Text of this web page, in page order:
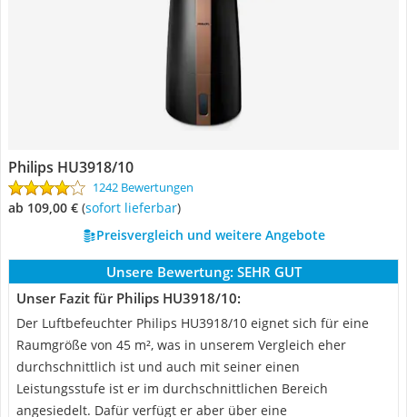
Philips HU3918/10
1242 Bewertungen
ab 109,00 € ( Sofort lieferbar)
Preisvergleich und weitere Angebote
Unsere Bewertung: SEHR GUT
Unser Fazit für Philips HU3918/10:
Der Luftbefeuchter Philips HU3918/10 eignet sich für eine
Raumgröße von 45 m², was in unserem Vergleich eher
durchschnittlich ist und auch mit seiner einen
Leistungsstufe ist er im durchschnittlichen Bereich
angesiedelt. Dafür verfügt er aber über eine